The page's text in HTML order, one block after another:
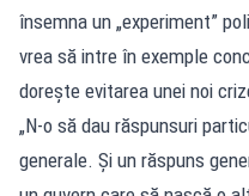
însemna un „experiment”
vrea să intre în exemple
dorește evitarea unei noi
„N-o să dau răspunsuri
generale. Şi un răspuns